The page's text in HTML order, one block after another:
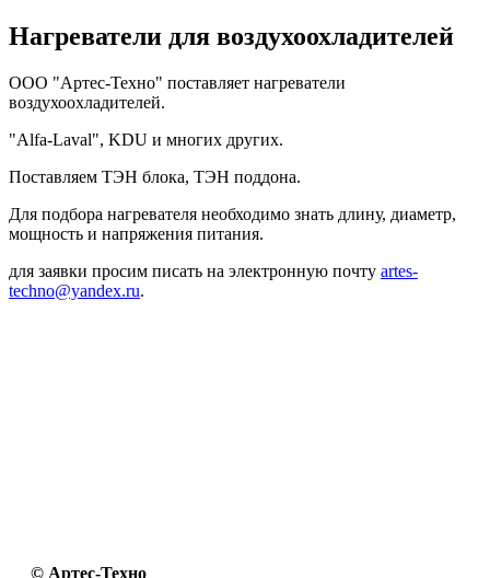
Нагреватели для воздухоохладителей
ООО "Артес-Техно" поставляет нагреватели
воздухоохладителей.
"Alfa-Laval", KDU и многих других.
Поставляем ТЭН блока, ТЭН поддона.
Для подбора нагревателя необходимо знать длину, диаметр,
мощность и напряжения питания.
для заявки просим писать на электронную почту artes-
techno@yandex.ru.
© Артес-Техно